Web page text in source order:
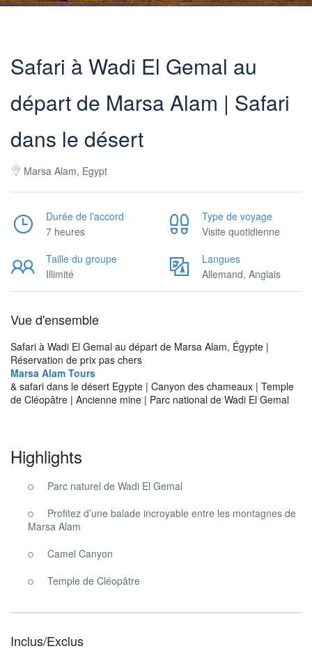
Safari à Wadi El Gemal au
départ de Marsa Alam | Safari
dans le désert
Marsa Alam, Egypt
Durée de l'accord
7 heures
Type de voyage
Visite quotidienne
Taille du groupe
Illimité
Langues
Allemand, Anglais
Vue d'ensemble
Safari à Wadi El Gemal au départ de Marsa Alam, Égypte |
Réservation de prix pas chers
Marsa Alam Tours
& safari dans le désert Egypte | Canyon des chameaux | Temple
de Cléopâtre | Ancienne mine | Parc national de Wadi El Gemal
Highlights
Parc naturel de Wadi El Gemal
Profitez d’une balade incroyable entre les montagnes de
Marsa Alam
Camel Canyon
Temple de Cléopâtre
Inclus/Exclus